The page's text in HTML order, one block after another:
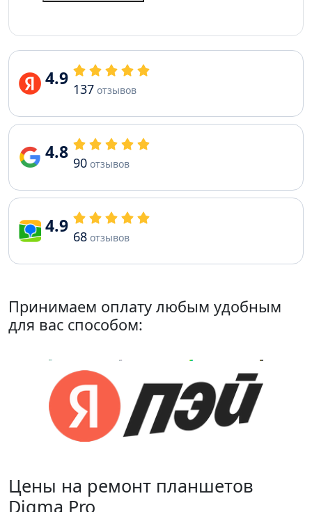
4.9 137 отзывов
4.8 90 отзывов
4.9 68 отзывов
Принимаем оплату любым удобным
для вас способом:
Цены на ремонт планшетов
Digma Pro